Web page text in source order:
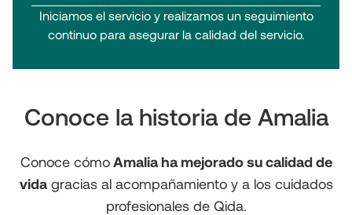
Iniciamos el servicio y realizamos un seguimiento
continuo para asegurar la calidad del servicio.
Conoce la historia de Amalia
Conoce cómoAmalia ha mejorado su calidad de
vidagracias al acompañamiento y a los cuidados
profesionales de Qida.